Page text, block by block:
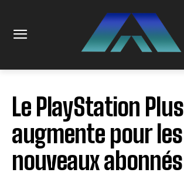
Le PlayStation Plus
augmente pour les
nouveaux abonnés